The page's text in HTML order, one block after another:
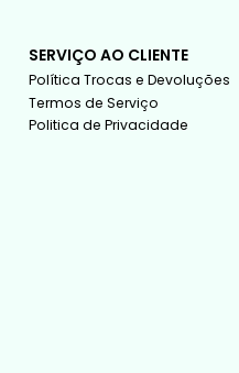
SERVIÇO AO CLIENTE
Política Trocas e Devoluções
Termos de Serviço
Politica de Privacidade